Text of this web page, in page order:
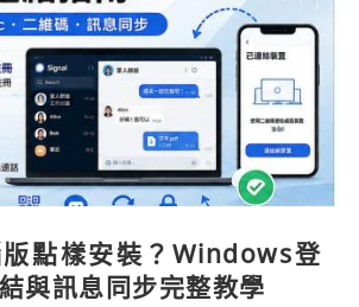
點樣安裝？Windows登
與訊息同步完整教學